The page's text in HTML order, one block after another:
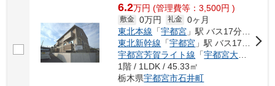
6.2万円 (管理費等：3,500円 )
敷金 0万円 礼金 0ヶ月
東北本線 「宇都宮 」駅 バス17分 「工学部前（栃木県）」 停歩11分
東北新幹線 「宇都宮 」駅 バス17分 「工学部前（栃木県）」 停歩11分
宇都宮芳賀ライト線 「宇都宮大学陽東キャンパス
1階 / 1LDK / 45.33㎡
栃木県宇都宮市石井町